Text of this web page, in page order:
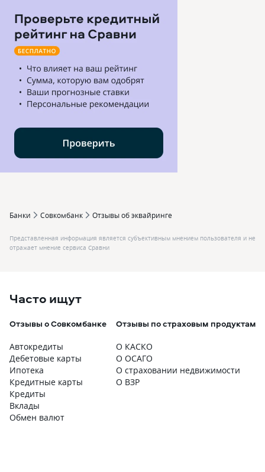
Банки Совкомбанк Отзывы об эквайринге
Представленная информация является субъективным мнением пользователя и не
отражает мнение сервиса Сравни
Часто ищут
Отзывы о Совкомбанке
Автокредиты
Дебетовые карты
Ипотека
Кредитные карты
Кредиты
Вклады
Обмен валют
Отзывы по страховым продуктам
О КАСКО
О ОСАГО
О страховании недвижимости
О ВЗР